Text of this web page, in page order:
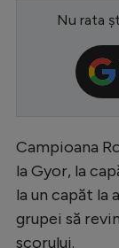
Nu rata
Campioana
la Gyor, la
la un capăt la
grupei să
scorului.